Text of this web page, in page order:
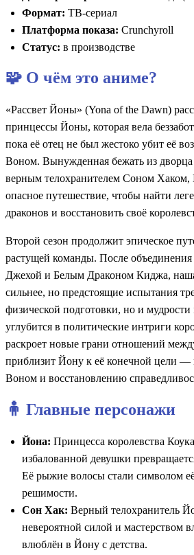
Формат: ТВ-сериал
Платформа показа: Crunchyroll
Статус: в производстве
🧩 О чём это аниме?
«Рассвет Йоны» (Yona of the Dawn)
принцессы Йоны, которая вела
пока её отец не был жестоко убит её
Воном. Вынужденная бежать из дворца
верным телохранителем Соном Хаком,
опасное путешествие, чтобы найти
драконов и восстановить своё
Второй сезон продолжит эпическое
растущей команды. После
Джехой и Белым Драконом Киджа, наша
сильнее, но предстоящие испытания
физической подготовки, но и
углубится в политические интриги
раскроет новые грани отношений
приблизит Йону к её конечной цели
Воном и восстановлению
🧍 Главные персонажи
Йона: Принцесса королевства
избалованной девушки
Её рыжие волосы стали символом
решимости.
Сон Хак: Верный телохранитель
невероятной силой и мастерством
влюблён в Йону с детства.